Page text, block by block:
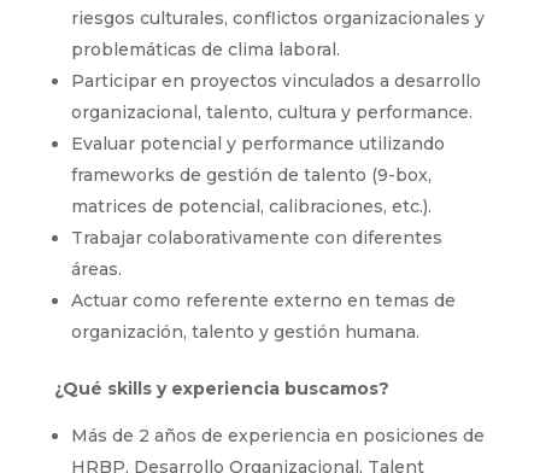
riesgos culturales, conflictos organizacionales y
problemáticas de clima laboral.
Participar en proyectos vinculados a desarrollo
organizacional, talento, cultura y performance.
Evaluar potencial y performance utilizando
frameworks de gestión de talento (9-box,
matrices de potencial, calibraciones, etc.).
Trabajar colaborativamente con diferentes
áreas.
Actuar como referente externo en temas de
organización, talento y gestión humana.
¿Qué skills y experiencia buscamos?
Más de 2 años de experiencia en posiciones de
HRBP, Desarrollo Organizacional, Talent